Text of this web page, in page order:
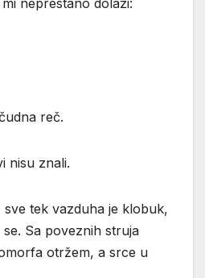
neprestano dolazi:
reč.
nisu znali.
tek vazduha je klobuk,
Sa poveznih struja
otržem, a srce u